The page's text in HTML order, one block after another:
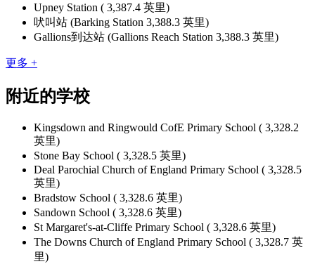
Upney Station ( 3,387.4 英里)
吠叫站 (Barking Station 3,388.3 英里)
Gallions到达站 (Gallions Reach Station 3,388.3 英里)
更多 +
附近的学校
Kingsdown and Ringwould CofE Primary School ( 3,328.2
英里)
Stone Bay School ( 3,328.5 英里)
Deal Parochial Church of England Primary School ( 3,328.5
英里)
Bradstow School ( 3,328.6 英里)
Sandown School ( 3,328.6 英里)
St Margaret's-at-Cliffe Primary School ( 3,328.6 英里)
The Downs Church of England Primary School ( 3,328.7 英
里)